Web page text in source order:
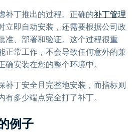
补丁推出的过程。正确的补丁管理
立即自动安装，还需要根据公司政
准、部署和验证。这个过程很重
正常工作，不会导致任何意外的兼
安装在您的整个环境中。
补丁安全且完整地安装，而指标则
多少端点完全打了补丁。
例子